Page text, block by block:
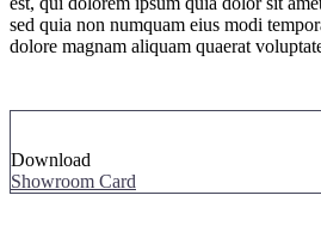
sed quia non numquam eius modi
dolore magnam aliquam quaerat
Download
Showroom Card